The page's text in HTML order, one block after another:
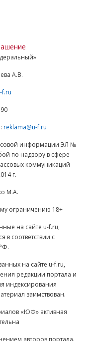
А.В.
f.ru
reklama@u-f.ru
информации ЭЛ №
по надзору в сфере
коммуникаций
г.
М.А.
ограничению 18+
на сайте u-f.ru,
в соответствии с
на сайте u-f.ru,
редакции портала и
индексирования
заимствован.
«ЮФ» активная
авторов портала.